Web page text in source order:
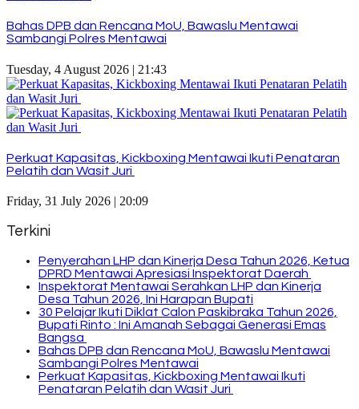
Bahas DPB dan Rencana MoU, Bawaslu Mentawai
Sambangi Polres Mentawai
Tuesday, 4 August 2026 | 21:43
Perkuat Kapasitas, Kickboxing Mentawai Ikuti Penataran
Pelatih dan Wasit Juri
Friday, 31 July 2026 | 20:09
Terkini
Penyerahan LHP dan Kinerja Desa Tahun 2026, Ketua
DPRD Mentawai Apresiasi Inspektorat Daerah
Inspektorat Mentawai Serahkan LHP dan Kinerja
Desa Tahun 2026, Ini Harapan Bupati
30 Pelajar Ikuti Diklat Calon Paskibraka Tahun 2026,
Bupati Rinto : Ini Amanah Sebagai Generasi Emas
Bangsa
Bahas DPB dan Rencana MoU, Bawaslu Mentawai
Sambangi Polres Mentawai
Perkuat Kapasitas, Kickboxing Mentawai Ikuti
Penataran Pelatih dan Wasit Juri